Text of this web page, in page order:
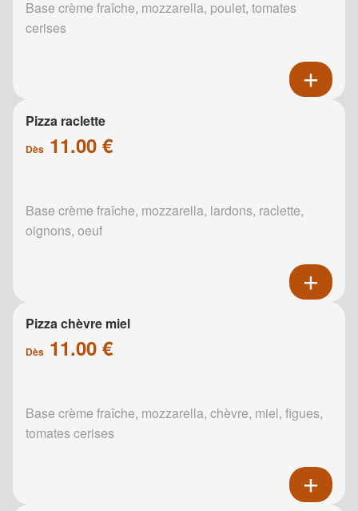
Base crème fraîche, mozzarella, poulet, tomates
cerises
Pizza raclette
Dès 11.00 €
Base crème fraîche, mozzarella, lardons, raclette,
oignons, oeuf
Pizza chèvre miel
Dès 11.00 €
Base crème fraîche, mozzarella, chèvre, miel, figues,
tomates cerises